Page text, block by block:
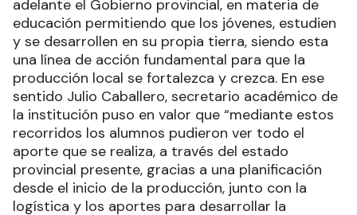
adelante el Gobierno provincial, en materia de
educación permitiendo que los jóvenes, estudien
y se desarrollen en su propia tierra, siendo esta
una línea de acción fundamental para que la
producción local se fortalezca y crezca. En ese
sentido Julio Caballero, secretario académico de
la institución puso en valor que “mediante estos
recorridos los alumnos pudieron ver todo el
aporte que se realiza, a través del estado
provincial presente, gracias a una planificación
desde el inicio de la producción, junto con la
logística y los aportes para desarrollar la